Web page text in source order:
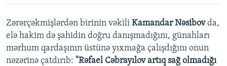
Zərərçəkmişlərdən birinin vəkili Kamandar Nəsibovda,
elə hakim də şahidin doğru danışmadığını, günahları
mərhum qardaşının üstünə yıxmağa çalışdığını onun
nəzərinə çatdırıb: "Rəfael Cəbrayılov artıq sağ olmadığı